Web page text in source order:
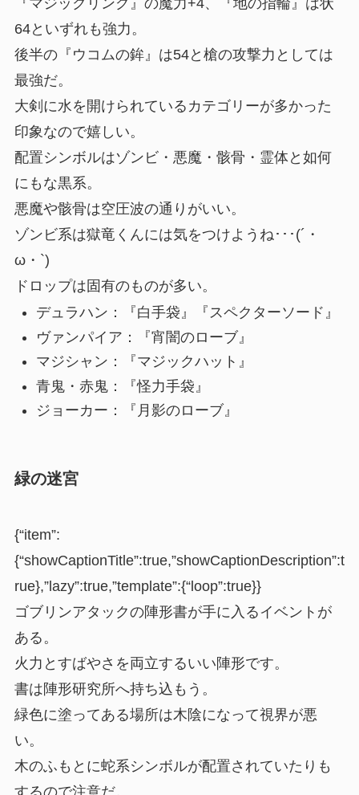
64といずれも強力。
後半の『ウコムの鉾』は54と槍の攻撃力としては
最強だ。
大剣に水を開けられているカテゴリーが多かった
印象なので嬉しい。
配置シンボルはゾンビ・悪魔・骸骨・霊体と如何
にもな黒系。
悪魔や骸骨は空圧波の通りがいい。
ゾンビ系は獄竜 くんには気をつけようね･･･(´・
ω・`)
ドロップは固有のものが多い。
デュラハン：『白手袋』『スペクターソード 』
ヴァンパイア：『宵闇のローブ』
マジシャン：『マジックハット 』
青鬼・赤鬼：『怪力手袋』
ジョーカー：『月影のローブ』
緑の迷宮
{“item”:
{“showCaptionTitle”:true,”showCaptionDescription”:t
rue},”lazy”:true,”template”:{“loop”:true}}
ゴブリンアタックの陣形書が手に入るイベントが
ある。
火力とすばやさを両立するいい陣形です。
書は陣形研究所へ持ち込もう。
緑色に塗ってある場所は木陰になって視界が悪
い。
木のふもとに蛇系シンボルが配置されていたりも
するので注意だ。